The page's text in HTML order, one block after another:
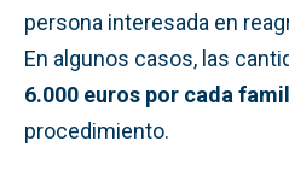
persona interesada en
En algunos casos, las
6.000 euros por cada
procedimiento.